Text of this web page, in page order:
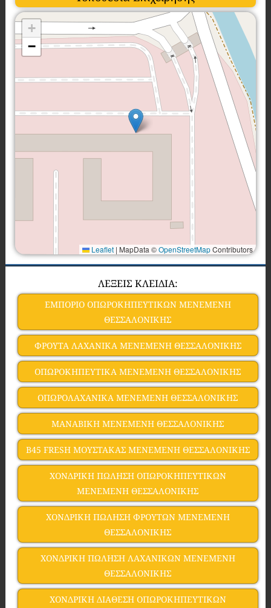
+
−
Leaflet | MapData ©OpenStreetMapContributors
ΛΕΞΕΙΣ ΚΛΕΙΔΙΑ:
ΕΜΠΟΡΙΟ ΟΠΩΡΟΚΗΠΕΥΤΙΚΩΝ ΜΕΝΕΜΕΝΗ
ΘΕΣΣΑΛΟΝΙΚΗΣ
ΦΡΟΥΤΑ ΛΑΧΑΝΙΚΑ ΜΕΝΕΜΕΝΗ ΘΕΣΣΑΛΟΝΙΚΗΣ
ΟΠΩΡΟΚΗΠΕΥΤΙΚΑ ΜΕΝΕΜΕΝΗ ΘΕΣΣΑΛΟΝΙΚΗΣ
ΟΠΩΡΟΛΑΧΑΝΙΚΑ ΜΕΝΕΜΕΝΗ ΘΕΣΣΑΛΟΝΙΚΗΣ
ΜΑΝΑΒΙΚΗ ΜΕΝΕΜΕΝΗ ΘΕΣΣΑΛΟΝΙΚΗΣ
B45 FRESH ΜΟΥΣΤΑΚΑΣ ΜΕΝΕΜΕΝΗ ΘΕΣΣΑΛΟΝΙΚΗΣ
ΧΟΝΔΡΙΚΗ ΠΩΛΗΣΗ ΟΠΩΡΟΚΗΠΕΥΤΙΚΩΝ
ΜΕΝΕΜΕΝΗ ΘΕΣΣΑΛΟΝΙΚΗΣ
ΧΟΝΔΡΙΚΗ ΠΩΛΗΣΗ ΦΡΟΥΤΩΝ ΜΕΝΕΜΕΝΗ
ΘΕΣΣΑΛΟΝΙΚΗΣ
ΧΟΝΔΡΙΚΗ ΠΩΛΗΣΗ ΛΑΧΑΝΙΚΩΝ ΜΕΝΕΜΕΝΗ
ΘΕΣΣΑΛΟΝΙΚΗΣ
ΧΟΝΔΡΙΚΗ ΔΙΑΘΕΣΗ ΟΠΩΡΟΚΗΠΕΥΤΙΚΩΝ